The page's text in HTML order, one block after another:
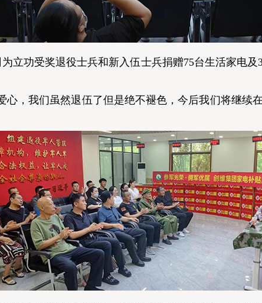
功受奖退役士兵和新入伍士兵捐赠75台生活家电及
我们虽然退伍了但是绝不褪色，今后我们将继续